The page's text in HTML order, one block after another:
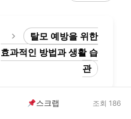
탈모 예방을 위한
효과적인 방법과 생활 습
관
스크랩 조회 186